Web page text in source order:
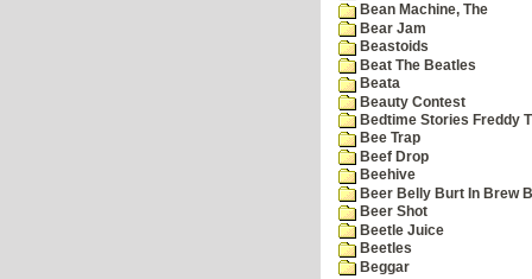
Bean Machine, The
Bear Jam
Beastoids
Beat The Beatles
Beata
Beauty Contest
Bedtime Stories Freddy
Bee Trap
Beef Drop
Beehive
Beer Belly Burt In Brew
Beer Shot
Beetle Juice
Beetles
Beggar